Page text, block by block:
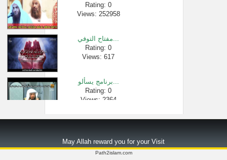
Rating: 0
Views: 252958
مفتاح التوفي...
Rating: 0
Views: 617
برنامج يسألو...
Rating: 0
Views: 2364
Views: 18699
May Allah reward you for your Visit
Path2islam.com